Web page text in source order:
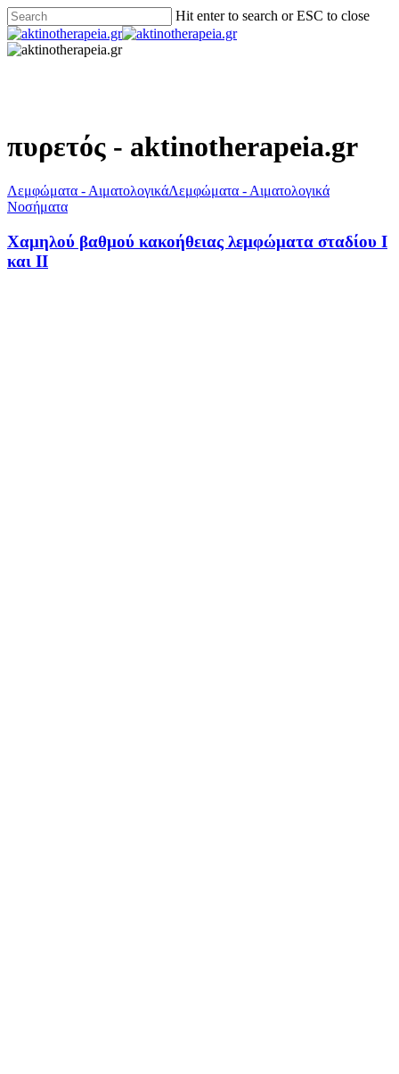
Hit enter to search or ESC to close
πυρετός - aktinotherapeia.gr
Λεμφώματα - ΑιματολογικάΛεμφώματα - Αιματολογικά
Νοσήματα
Χαμηλού βαθμού κακοήθειας λεμφώματα σταδίου Ι
και ΙΙ